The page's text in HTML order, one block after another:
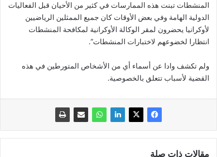
المنشطات تبنت هذه الممارسات في كثير من الأحيان قبل الفعاليات
الدولية الهامة وفي بعض الأوقات كان جميع الممثلين الرياضيين
لأوكرانيا يحضرون لمقر الوكالة الأوكرانية لمكافحة المنشطات
انتظارا لخضوعهم لاختبارات المنشطات”.
ولم تكشف وادا عن أسماء أي من الأشخاص المتورطين في هذه
القضية لأسباب تتعلق بالخصوصية.
مقالات ذات صلة